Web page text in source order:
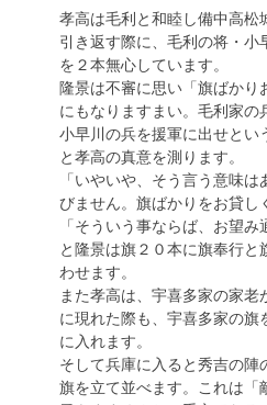
日
者
孝高は毛利と和睦し備中高松
引き返す際に、毛利の将・
を２本無心しています。
隆景は不審に思い「旗ばかり
にもなりますまい。毛利家の
小早川の兵を援軍に出せとい
と孝高の真意を測ります。
「いやいや、そう言う意味
びません。旗ばかりをお貸し
「そういう事ならば、お望み
と隆景は旗２０本に旗奉行と
わせます。
また孝高は、宇喜多家の家老
に現れた際も、宇喜多家の
に入れます。
そして兵庫に入ると秀吉の陣
旗を立て並べます。これは「